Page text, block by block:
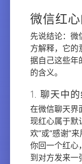
微信红
先说结论：微
方解释，它的
据自己这些年
的含义。
1. 聊天中
在微信聊天界
现红心属于默
欢”或“感谢”
你回一个红心
到对方发来一